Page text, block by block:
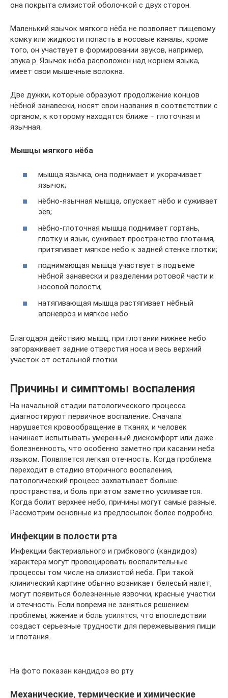
она покрыта слизистой оболочкой с двух сторон.
Маленький язычок мягкого нёба не позволяет пищевому
комку или жидкости попасть в носовые каналы, кроме
того, он участвует в формировании звуков, например,
звука р. Язычок нёба расположен над корнем языка,
имеет свои мышечные волокна.
Две дужки, которые образуют продолжение концов
нёбной занавески, носят свои названия в соответствии с
органом, к которому находятся ближе – глоточная и
язычная.
Мышцы мягкого нёба
мышца язычка, она поднимает и укорачивает
язычок;
нёбно-язычная мышца, опускает нёбо и суживает
зев;
нёбно-глоточная мышца поднимает гортань,
глотку и язык, суживает пространство глотания,
притягивает мягкое небо к задней стенке глотки;
поднимающая мышца участвует в подъеме
нёбной занавески и разделении ротовой части и
носовой полости;
натягивающая мышца растягивает нёбный
апоневроз и мягкое нёбо.
Благодаря действию мышц, при глотании нижнее небо
загораживает задние отверстия носа и весь верхний
участок от остальной глотки.
Причины и симптомы воспаления
На начальной стадии патологического процесса
диагностируют первичное воспаление. Сначала
нарушается кровообращение в тканях, и человек
начинает испытывать умеренный дискомфорт или даже
болезненность, что особенно заметно при касании неба
языком. Появляется легкая отечность. Когда проблема
переходит в стадию вторичного воспаления,
патологический процесс захватывает больше
пространства, и боль при этом заметно усиливается.
Когда болит верхнее небо, причины могут самые разные.
Рассмотрим основные из предпосылок более подробно.
Инфекции в полости рта
Инфекции бактериального и грибкового (кандидоз)
характера могут провоцировать воспалительные
процессы том числе на слизистой неба. При такой
клинический картине обычно возникает белесый налет,
могут появиться болезненные язвочки, красные участки
и отечность. Если вовремя не заняться решением
проблемы, жжение и боль усилятся, что впоследствии
создаст серьезные трудности для пережевывания пищи
и глотания.
На фото показан кандидоз во рту
Механические, термические и химические